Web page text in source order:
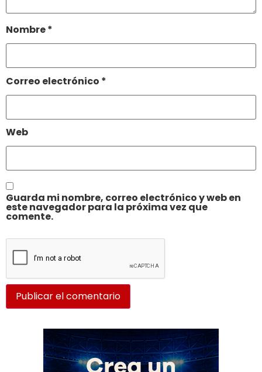
Nombre*
Correo electrónico *
Web
Guarda mi nombre, correo electrónico y web en
este navegador para la próxima vez que
comente.